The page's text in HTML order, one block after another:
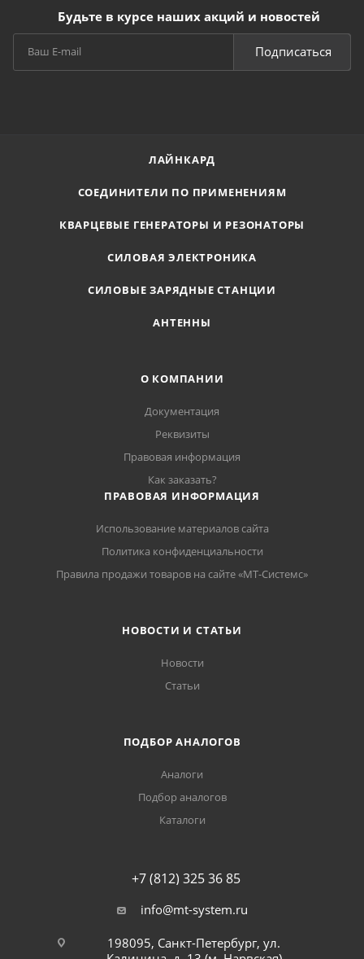
Будьте в курсе наших акций и новостей
Подписаться
ЛАЙНКАРД
СОЕДИНИТЕЛИ ПО ПРИМЕНЕНИЯМ
КВАРЦЕВЫЕ ГЕНЕРАТОРЫ И РЕЗОНАТОРЫ
СИЛОВАЯ ЭЛЕКТРОНИКА
СИЛОВЫЕ ЗАРЯДНЫЕ СТАНЦИИ
АНТЕННЫ
О КОМПАНИИ
Документация
Реквизиты
Правовая информация
Как заказать?
ПРАВОВАЯ ИНФОРМАЦИЯ
Использование материалов сайта
Политика конфиденциальности
Правила продажи товаров на сайте «МТ-Системс»
НОВОСТИ И СТАТЬИ
Новости
Статьи
ПОДБОР АНАЛОГОВ
Аналоги
Подбор аналогов
Каталоги
+7 (812) 325 36 85
info@mt-system.ru
198095, Санкт-Петербург, ул.